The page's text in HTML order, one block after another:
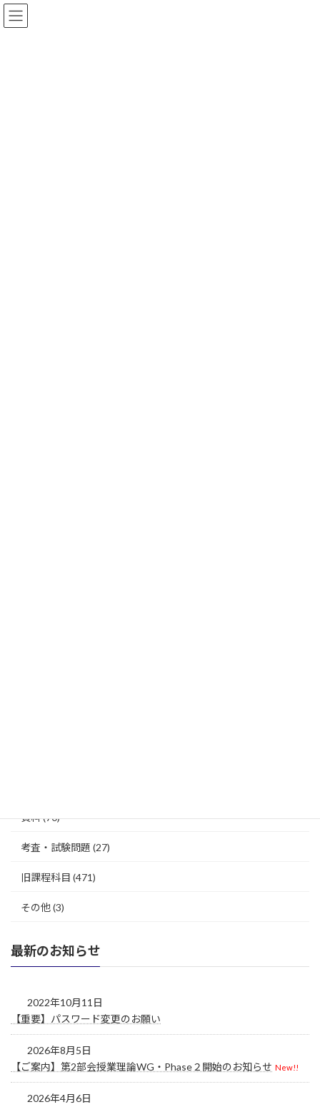
コ
ン
ナ
ビ
教材共有サイト2.0−高大連携歴史教育研究
資料(70)
考査・試験問題 (27)
旧課程科目 (471)
その他(3)
最新のお知らせ
2022年10月11日
【重要】パスワード変更のお願い
2026年8月5日
【ご案内】第2部会授業理論WG・Phase２開始のお知らせ New!!
2026年4月6日